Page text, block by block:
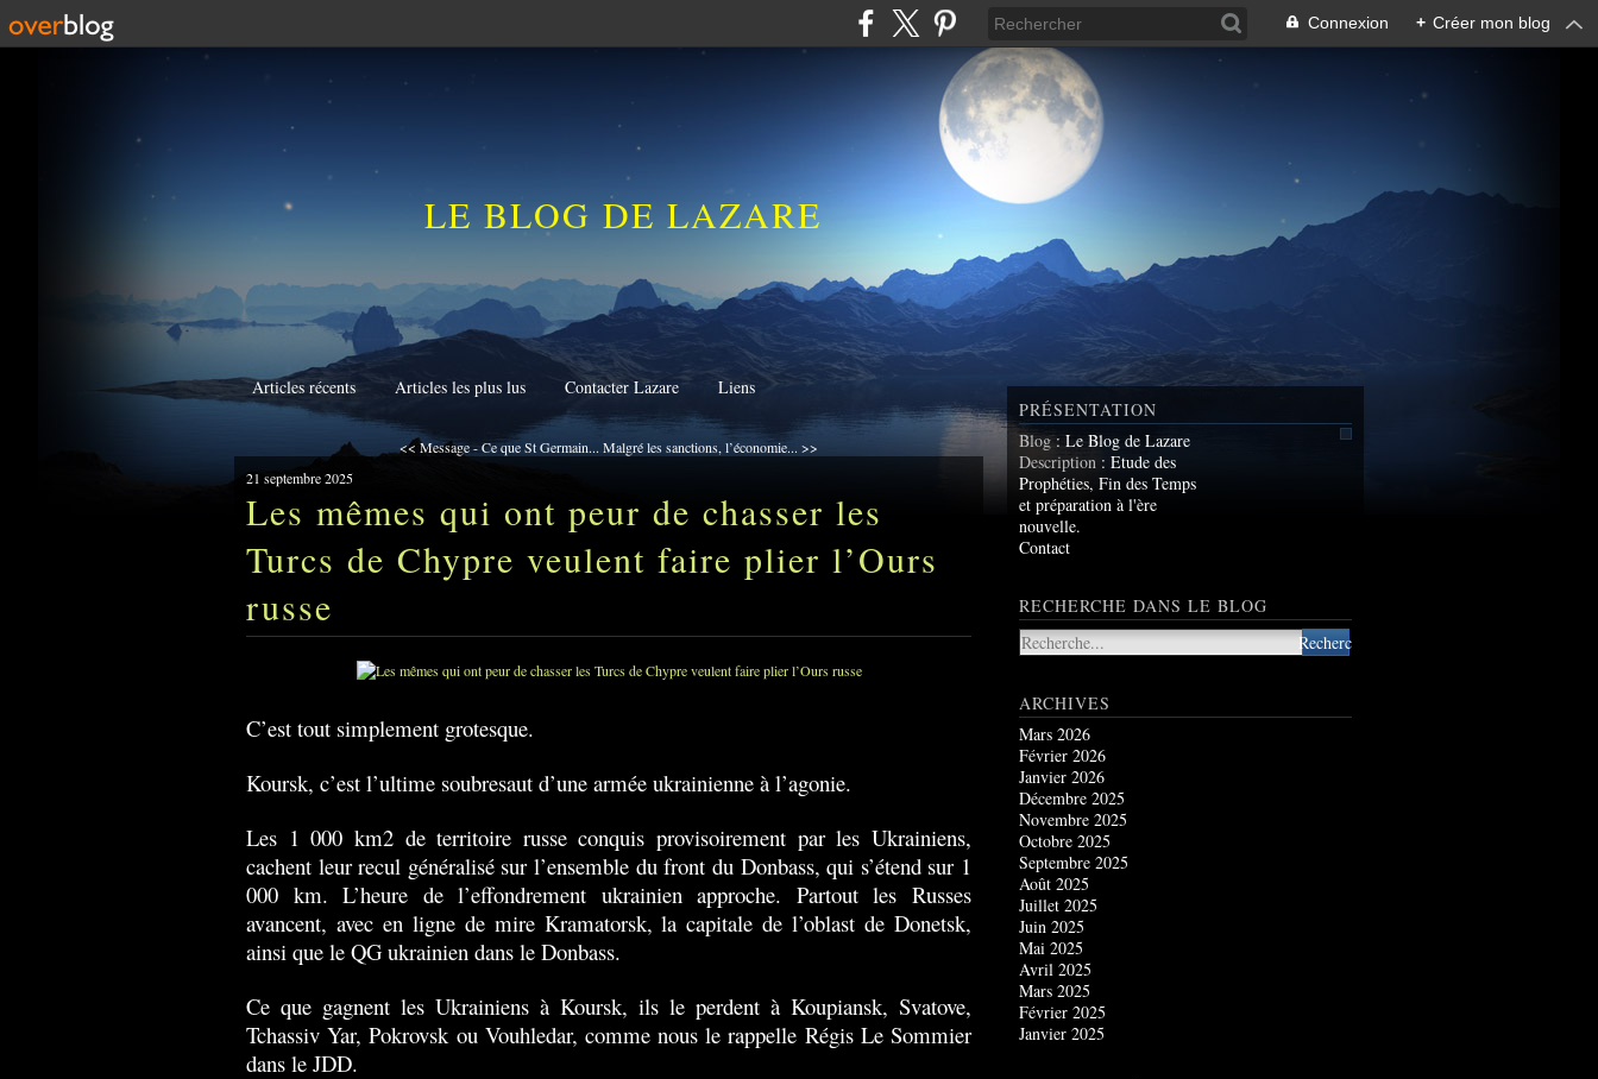
Connexion + Créer mon blog
LE BLOG DE LAZARE
Articles récents Articles les plus lus Contacter Lazare Liens
<< Message - Ce que St Germain... Malgré les sanctions, l’économie... >>
21 septembre 2025
Les mêmes qui ont peur de chasser les
Turcs de Chypre veulent faire plier l’Ours
russe
C’est tout simplement grotesque.
Koursk, c’est l’ultime soubresaut d’une armée ukrainienne à l’agonie.
Les 1 000 km2 de territoire russe conquis provisoirement par les Ukrainiens,
cachent leur recul généralisé sur l’ensemble du front du Donbass, qui s’étend sur 1
000 km. L’heure de l’effondrement ukrainien approche. Partout les Russes
avancent, avec en ligne de mire Kramatorsk, la capitale de l’oblast de Donetsk,
ainsi que le QG ukrainien dans le Donbass.
Ce que gagnent les Ukrainiens à Koursk, ils le perdent à Koupiansk, Svatove,
Tchassiv Yar, Pokrovsk ou Vouhledar, comme nous le rappelle Régis Le Sommier
dans le JDD.
PRÉSENTATION
Blog : Le Blog de Lazare
Description : Etude des
Prophéties, Fin des Temps
et préparation à l'ère
nouvelle.
Contact
RECHERCHE DANS LE BLOG
ARCHIVES
Mars 2026
Février 2026
Janvier 2026
Décembre 2025
Novembre 2025
Octobre 2025
Septembre 2025
Août 2025
Juillet 2025
Juin 2025
Mai 2025
Avril 2025
Mars 2025
Février 2025
Janvier 2025